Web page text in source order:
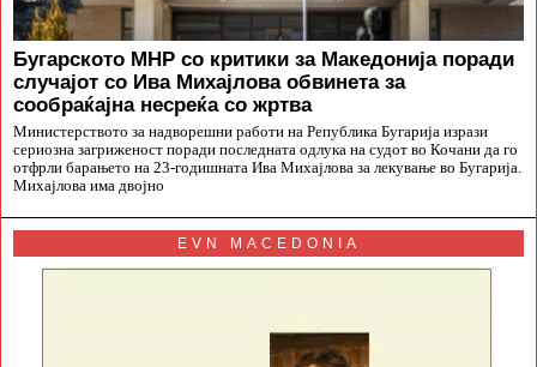
Бугарското МНР со критики за Македонија поради
случајот со Ива Михајлова обвинета за
сообраќајна несреќа со жртва
Министерството за надворешни работи на Република Бугарија изрази
сериозна загриженост поради последната одлука на судот во Кочани да го
отфрли барањето на 23-годишната Ива Михајлова за лекување во Бугарија.
Михајлова има двојно
EVN MACEDONIA